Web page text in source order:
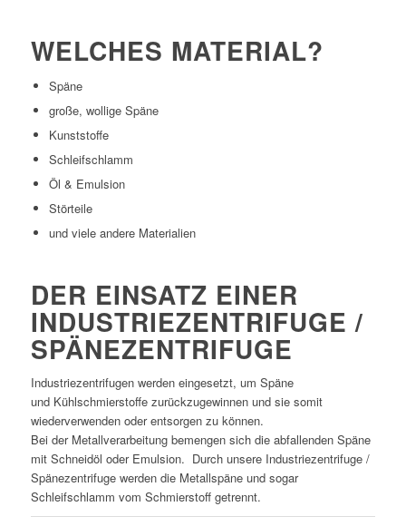
WELCHES MATERIAL?
Späne
große, wollige Späne
Kunststoffe
Schleifschlamm
Öl & Emulsion
Störteile
und viele andere Materialien
DER EINSATZ EINER
INDUSTRIEZENTRIFUGE /
SPÄNEZENTRIFUGE
Industriezentrifugen werden eingesetzt, um Späne
und Kühlschmierstoffe zurückzugewinnen und sie somit
wiederverwenden oder entsorgen zu können.
Bei der Metallverarbeitung bemengen sich die abfallenden Späne
mit Schneidöl oder Emulsion. Durch unsere Industriezentrifuge /
Spänezentrifuge werden die Metallspäne und sogar
Schleifschlamm vom Schmierstoff getrennt.